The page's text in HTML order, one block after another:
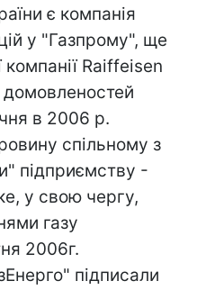
є компанія
у "Газпрому", ще
Raiffeisen
в 2006 р.
спільному з
підприємству -
у свою чергу,
газу
2006г.
підписали